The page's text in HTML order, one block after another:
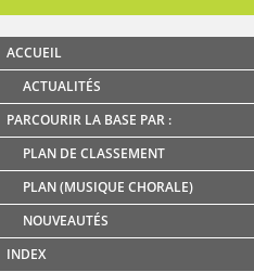
ACCUEIL
ACTUALITÉS
PARCOURIR LA BASE PAR :
PLAN DE CLASSEMENT
PLAN (MUSIQUE CHORALE)
NOUVEAUTÉS
INDEX